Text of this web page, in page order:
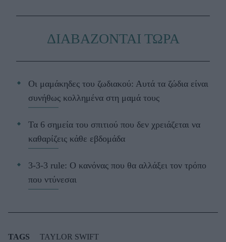
ΔΙΑΒΑΖΟΝΤΑΙ ΤΩΡΑ
Οι μαμάκηδες του ζωδιακού: Αυτά τα ζώδια είναι
συνήθως κολλημένα στη μαμά τους
Τα 6 σημεία του σπιτιού που δεν χρειάζεται να
καθαρίζεις κάθε εβδομάδα
3-3-3 rule: Ο κανόνας που θα αλλάξει τον τρόπο
που ντύνεσαι
TAGS TAYLOR SWIFT